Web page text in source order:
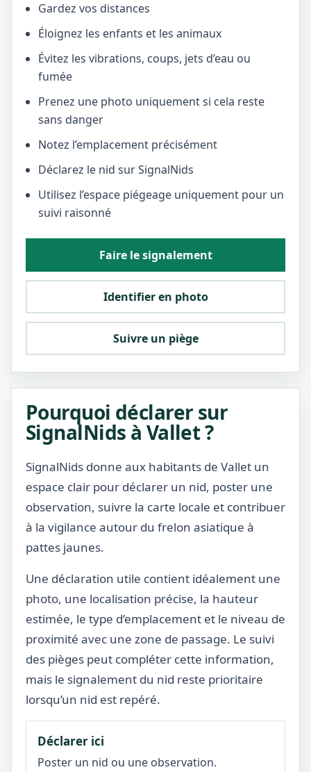
Gardez vos distances
Éloignez les enfants et les animaux
Évitez les vibrations, coups, jets d’eau ou
fumée
Prenez une photo uniquement si cela reste
sans danger
Notez l’emplacement précisément
Déclarez le nid sur SignalNids
Utilisez l’espace piégeage uniquement pour un
suivi raisonné
Faire le signalement
Identifier en photo
Suivre un piège
Pourquoi déclarer sur
SignalNids à Vallet ?
SignalNids donne aux habitants de Vallet un
espace clair pour déclarer un nid, poster une
observation, suivre la carte locale et contribuer
à la vigilance autour du frelon asiatique à
pattes jaunes.
Une déclaration utile contient idéalement une
photo, une localisation précise, la hauteur
estimée, le type d’emplacement et le niveau de
proximité avec une zone de passage. Le suivi
des pièges peut compléter cette information,
mais le signalement du nid reste prioritaire
lorsqu’un nid est repéré.
Déclarer ici
Poster un nid ou une observation.